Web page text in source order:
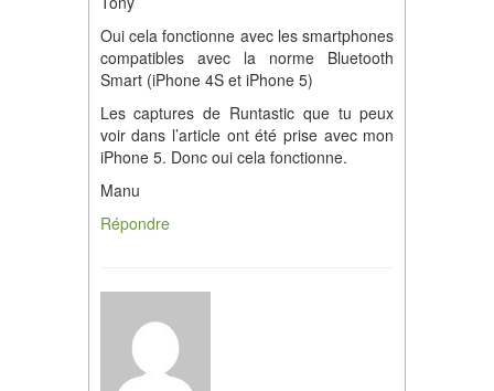
Oui cela fonctionne avec les smartphones
compatibles avec la norme Bluetooth
Smart (iPhone 4S et iPhone 5)
Les captures de Runtastic que tu peux
voir dans l’article ont été prise avec mon
iPhone 5. Donc oui cela fonctionne.
Manu
Répondre